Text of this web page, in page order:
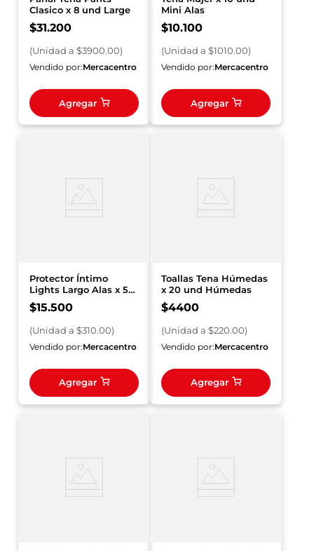
Clasico x 8 und Large
$31.200
(Unidad a $3900.00)
Vendido por:Mercacentro
Agregar
Mini Alas
$10.100
(Unidad a $1010.00)
Vendido por:Mercacentro
Agregar
Protector Íntimo
Lights Largo Alas x 50
und By Tena
$15.500
(Unidad a $310.00)
Vendido por:Mercacentro
Agregar
Toallas Tena Húmedas
x 20 und Húmedas
$4400
(Unidad a $220.00)
Vendido por:Mercacentro
Agregar